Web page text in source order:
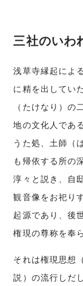
三社のいわ
浅草寺縁起によ
に精を出してい
（たけなり）の
地の文化人であ
うた処、土師（
も帰依する所の
淳々と説き、自
観音像をお祀り
起源であり、後
権現の尊称を奉
それは権現思想
説）の流行しだ